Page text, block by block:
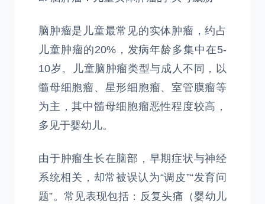
脑肿瘤是儿童最常见的实体肿瘤，约占
儿童肿瘤的20%，发病年龄多集中在5-
10岁。儿童脑肿瘤类型与成人不同，以
髓母细胞瘤、星形细胞瘤、室管膜瘤等
为主，其中髓母细胞瘤恶性程度较高，
多见于婴幼儿。
由于肿瘤生长在脑部，早期症状与神经
系统相关，却常被误认为“调皮”“发育问
题”。常见表现包括：反复头痛（婴幼儿